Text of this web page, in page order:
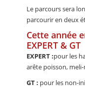
Le parcours sera
parcourir en deux
Cette année
EXPERT & GT
EXPERT :pour les
arête poisson,
GT : pour les non-